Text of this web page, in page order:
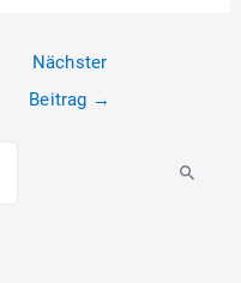
Nächster
Beitrag →